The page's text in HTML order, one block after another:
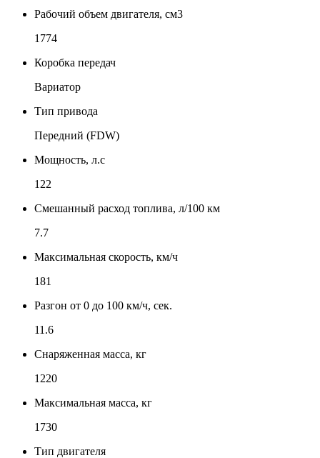
Рабочий объем двигателя, см3
1774
Коробка передач
Вариатор
Тип привода
Передний (FDW)
Мощность, л.с
122
Смешанный расход топлива, л/100 км
7.7
Максимальная скорость, км/ч
181
Разгон от 0 до 100 км/ч, сек.
11.6
Снаряженная масса, кг
1220
Максимальная масса, кг
1730
Тип двигателя